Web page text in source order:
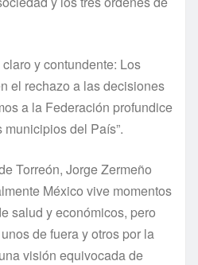
y contundente: Los
el rechazo a las decisiones
a la Federación profundice
del País”.
Torreón, Jorge Zermeño
México vive momentos
salud y económicos, pero
de fuera y otros por la
visión equivocada de